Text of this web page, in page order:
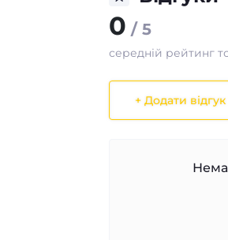
0 / 5
середній рейтинг
+ Додати відгук